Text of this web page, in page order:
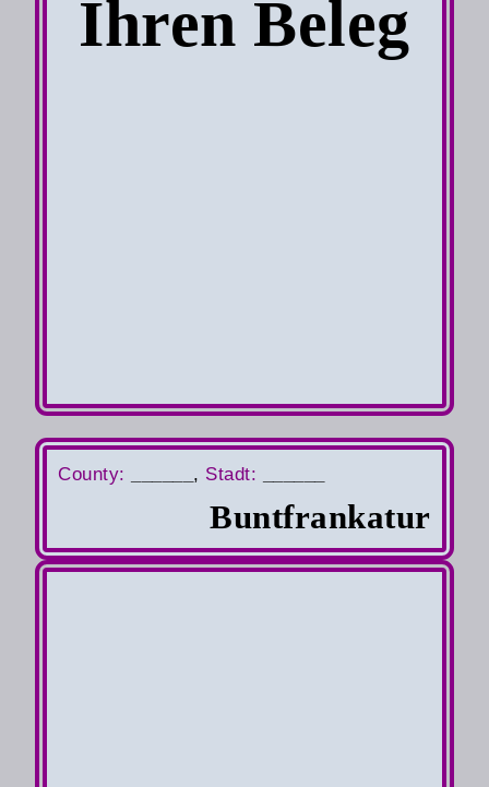
Ihren Beleg
County: , Stadt:
Buntfrankatur